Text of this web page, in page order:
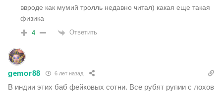
ввроде как мумий тролль недавно читал) какая еще такая
физика
4 Ответить
gemor88 6 лет назад
В индии этих баб фейковых сотни. Все рубят рупии с лохов